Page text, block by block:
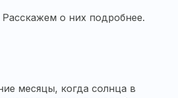
о них подробнее.
месяцы, когда солнца в